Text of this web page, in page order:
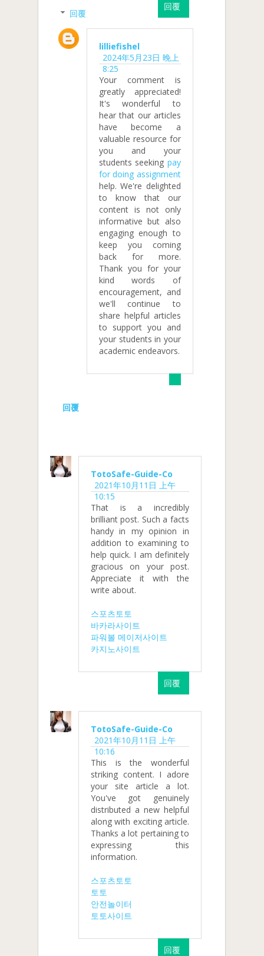
回覆
回覆
lilliefishel
2024年5月23日 晚上
8:25
Your comment is
greatly appreciated!
It's wonderful to
hear that our articles
have become a
valuable resource for
you and your
students seeking pay
for doing assignment
help. We're delighted
to know that our
content is not only
informative but also
engaging enough to
keep you coming
back for more.
Thank you for your
kind words of
encouragement, and
we'll continue to
share helpful articles
to support you and
your students in your
academic endeavors.
回覆
TotoSafe-Guide-Co
2021年10月11日 上午
10:15
That is a incredibly
brilliant post. Such a facts
handy in my opinion in
addition to examining to
help quick. I am definitely
gracious on your post.
Appreciate it with the
write about.
스포츠토토
바카라사이트
파워볼 메이저사이트
카지노사이트
回覆
TotoSafe-Guide-Co
2021年10月11日 上午
10:16
This is the wonderful
striking content. I adore
your site article a lot.
You've got genuinely
distributed a new helpful
along with exciting article.
Thanks a lot pertaining to
expressing this
information.
스포츠토토
토토
안전놀이터
토토사이트
回覆